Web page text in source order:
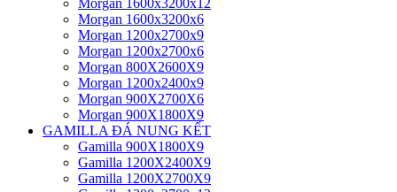
Morgan 1600x3200x12
Morgan 1600x3200x6
Morgan 1200x2700x9
Morgan 1200x2700x6
Morgan 800X2600X9
Morgan 1200x2400x9
Morgan 900X2700X6
Morgan 900X1800X9
GAMILLA ĐÁ NUNG KẾT
Gamilla 900X1800X9
Gamilla 1200X2400X9
Gamilla 1200X2700X9